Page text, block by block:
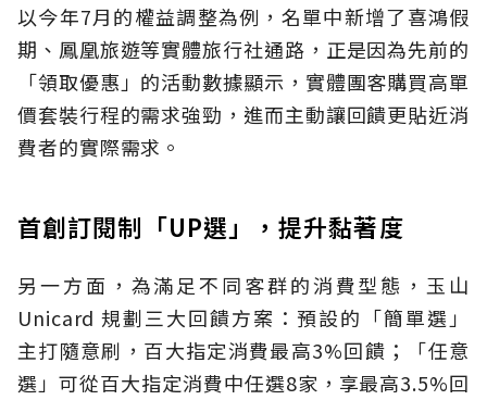
以今年7月的權益調整為例，名單中新增了喜鴻假
期、鳳凰旅遊等實體旅行社通路，正是因為先前的
「領取優惠」的活動數據顯示，實體團客購買高單
價套裝行程的需求強勁，進而主動讓回饋更貼近消
費者的實際需求。
首創訂閱制「UP選」，提升黏著度
另一方面，為滿足不同客群的消費型態，玉山
Unicard 規劃三大回饋方案：預設的「簡單選」
主打隨意刷，百大指定消費最高3%回饋；「任意
選」可從百大指定消費中任選8家，享最高3.5%回